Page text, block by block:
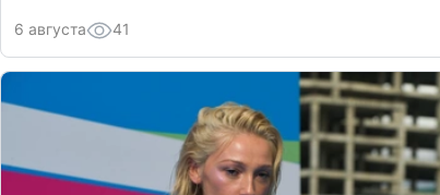
6 августа 41